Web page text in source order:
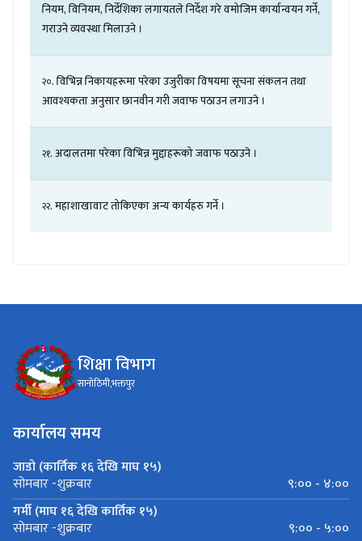
नियम,विनियम,निर्देशिकालगायतलेनिर्देशगरेवमोजिमकार्यान्वयनगर्ने,
गराउनेव्यवस्थामिलाउने ।
२०.विभिन्ननिकायहरूमापरेकाउजुरीकाविषयमासूचनासंकलनतथा
आवश्यकताअनुसारछानवीनगरीजवाफपठाउनलगाउने ।
२१.अदालतमापरेकाविभिन्नमुद्दाहरूकोजवाफपठाउने ।
२२.महाशाखावाटतोकिएकाअन्यकार्यहरुगर्ने ।
शिक्षा विभाग
सानोठिमी,भक्तपुर
कार्यालय समय
जाडो (कार्तिक १६ देखि माघ १५)
सोमबार -शुक्रबार
९:०० - ४:००
गर्मी (माघ १६ देखि कार्तिक १५)
सोमबार -शुक्रबार ९:०० - ५:००